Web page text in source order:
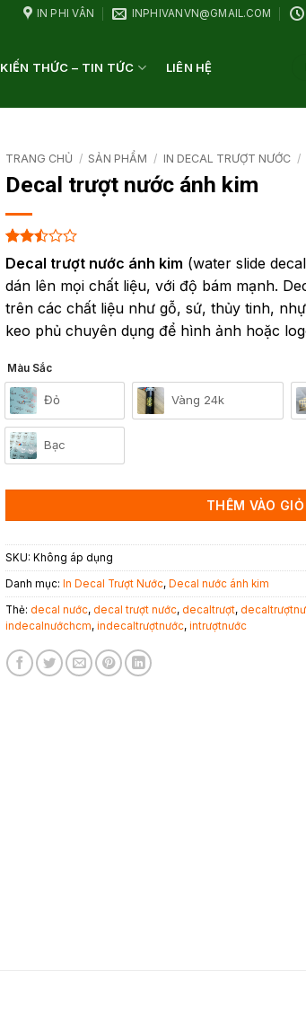
IN PHI VÂN INPHIVANVN@GMAIL.COM
KIẾN THỨC – TIN TỨC LIÊN HỆ
TRANG CHỦ / SẢN PHẨM / IN DECAL TRƯỢT NƯỚC /
Decal trượt nước ánh kim
2.5
trên 5
dựa
trên
131
đánh
giá
Decal trượt nước ánh kim (water slide
dán lên mọi chất liệu, với độ bám mạnh.
trên các chất liệu như gỗ, sứ, thủy tinh,
keo phủ chuyên dụng để hình ảnh hoặc
Màu Sắc
Đỏ Vàng 24k
Bạc
THÊM VÀO
SKU: Không áp dụng
Danh mục: In Decal Trượt Nước, Decal nước ánh kim
Thẻ: decal nước, decal trượt nước, decaltrượt,
indecalnướchcm, indecaltrượtnước, intrượtnước